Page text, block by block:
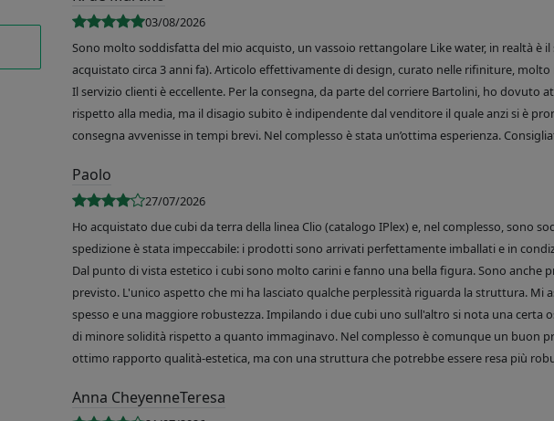
03/08/2026
Sono molto soddisfatta del mio acquisto, un vassoio rettangolare Like water, in realtà è
acquistato circa 3 anni fa). Articolo effettivamente di design, curato nelle rifiniture,
Il servizio clienti è eccellente. Per la consegna, da parte del corriere Bartolini, ho dovuto
rispetto alla media, ma il disagio subito è indipendente dal venditore il quale anzi si è
consegna avvenisse in tempi brevi. Nel complesso è stata un’ottima esperienza.
Paolo
27/07/2026
Ho acquistato due cubi da terra della linea Clio (catalogo IPlex) e, nel complesso, sono
spedizione è stata impeccabile: i prodotti sono arrivati perfettamente imballati e in
Dal punto di vista estetico i cubi sono molto carini e fanno una bella figura. Sono anche
previsto. L'unico aspetto che mi ha lasciato qualche perplessità riguarda la struttura. Mi
spesso e una maggiore robustezza. Impilando i due cubi uno sull'altro si nota una certa
di minore solidità rispetto a quanto immaginavo. Nel complesso è comunque un buon
ottimo rapporto qualità-estetica, ma con una struttura che potrebbe essere resa più
Anna CheyenneTeresa